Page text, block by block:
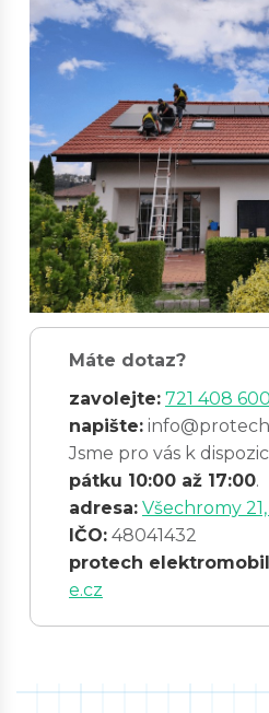
Máte dotaz?
zavolejte: 721 408 600
napište:
Jsme pro vás k
pátku 10:00 až 17:00.
adresa: Všechromy
IČO: 48041432
protech
e.cz